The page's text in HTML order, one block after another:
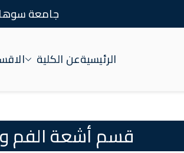
جامعة
الرئيسيةعن الكلية
قسم أشعة الفم و